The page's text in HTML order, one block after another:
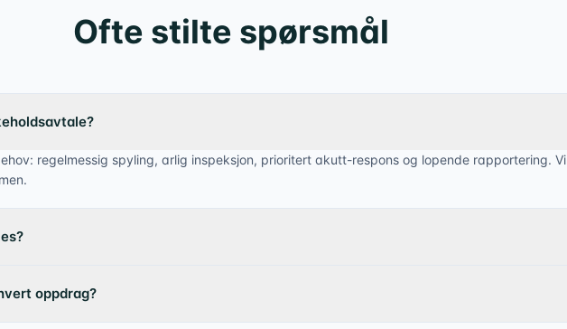
Ofte stilte spørsmål
regelmessig spyling, arlig inspeksjon, prioritert akutt-respons og lopende rapportering. Vi
oppdrag?